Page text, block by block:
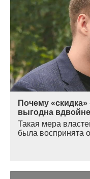
Почему
выгодна
Такая мера
была воспринята